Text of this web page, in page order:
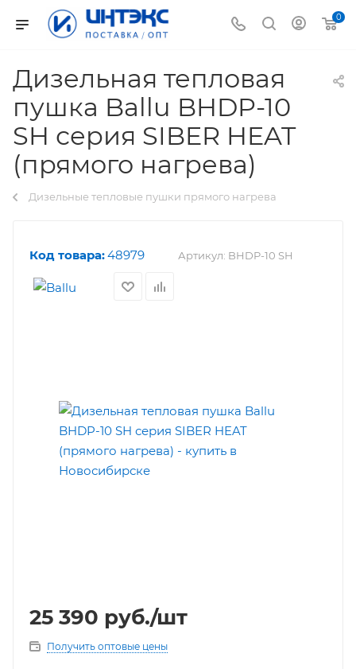
0
Дизельная тепловая
пушка Ballu BHDP-10
SH серия SIBER HEAT
(прямого нагрева)
Дизельные тепловые пушки прямого нагрева
Код товара:48979 Артикул: BHDP-10 SH
25 390 руб./шт
Получить оптовые цены